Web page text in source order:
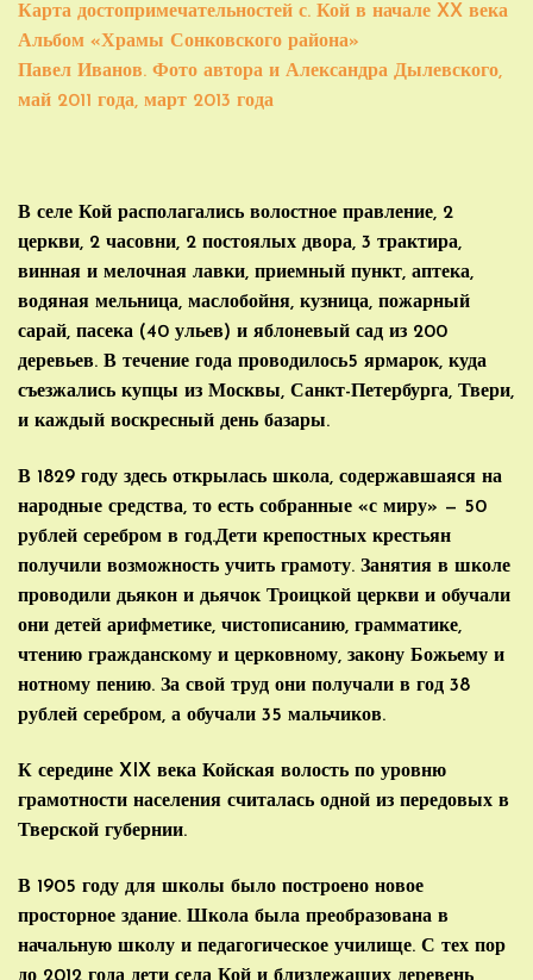
Карта достопримечательностей с. Кой в начале XX века
Альбом «Храмы Сонковского района»
Павел Иванов. Фото автора и Александра Дылевского,
май 2011 года, март 2013 года
В селе Кой располагались волостное правление, 2
церкви, 2 часовни, 2 постоялых двора, 3 трактира,
винная и мелочная лавки, приемный пункт, аптека,
водяная мельница, маслобойня, кузница, пожарный
сарай, пасека (40 ульев) и яблоневый сад из 200
деревьев. В течение года проводилось5 ярмарок, куда
съезжались купцы из Москвы, Санкт-Петербурга, Твери,
и каждый воскресный день базары.
В 1829 году здесь открылась школа, содержавшаяся на
народные средства, то есть собранные «с миру» — 50
рублей серебром в год.Дети крепостных крестьян
получили возможность учить грамоту. Занятия в школе
проводили дьякон и дьячок Троицкой церкви и обучали
они детей арифметике, чистописанию, грамматике,
чтению гражданскому и церковному, закону Божьему и
нотному пению. За свой труд они получали в год 38
рублей серебром, а обучали 35 мальчиков.
К середине XIX века Койская волость по уровню
грамотности населения считалась одной из передовых в
Тверской губернии.
В 1905 году для школы было построено новое
просторное здание. Школа была преобразована в
начальную школу и педагогическое училище. С тех пор
до 2012 года дети села Кой и близлежащих деревень